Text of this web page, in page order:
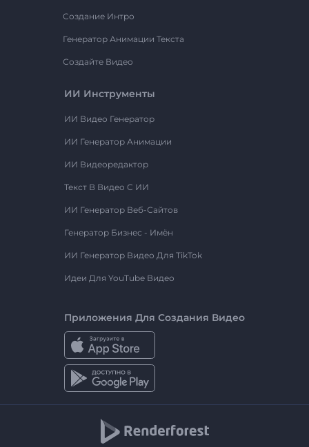
Создание Интро
Генератор Анимации Текста
Создайте Видео
ИИ Инструменты
ИИ Видео Генератор
ИИ Генератор Анимации
ИИ Видеоредактор
Текст В Видео С ИИ
ИИ Генератор Веб-Сайтов
Генератор Бизнес - Имён
ИИ Генератор Видео Для TikTok
Идеи Для YouTube Видео
Приложения Для Создания Видео